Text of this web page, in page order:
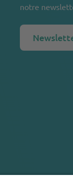
notre